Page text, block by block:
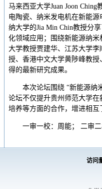
马来西亚大学Juan Joon
电陶瓷、纳米发电机在新能
纳大学的Jia Min Chin教授分
化领域应用；围绕新能源纳
大学教授贾建华、江苏大学
授、香港中文大学黄陟峰教
得的最新研究成果。
本次论坛围绕 “新能源纳
论坛不仅提升贵州师范大学
培养等方面的合作，增进相
一审一校：周能； 二审
访问